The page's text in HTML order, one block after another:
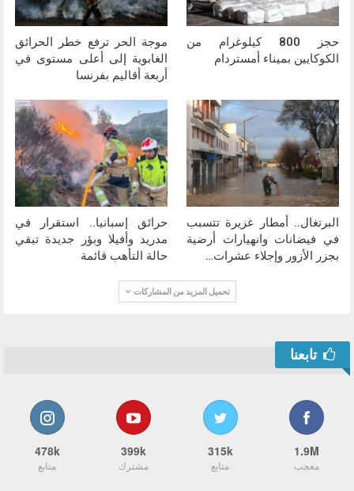
حجز 800 كيلوغرام من
الكوكايين بميناء أمستردام
موجة الحر ترفع خطر الحرائق
الغابوية إلى أعلى مستوى في
أربعة أقاليم بفرنسا
البرتغال.. أمطار غزيرة تتسبب
في فيضانات وانهيارات أرضية
بجزر الأزور وإجلاء عشرات…
حرائق إسبانيا.. استقرار في
مدريد وأفيلا وبؤر جديدة تبقي
حالة التأهب قائمة
تحميل المزيد من المشاركات
تابعنا
1.9M
معجب
315k
متابع
399k
مشترك
478k
متابع